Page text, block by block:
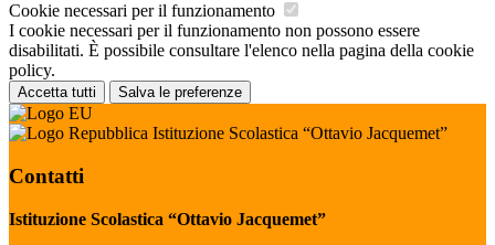
Cookie necessari per il funzionamento
I cookie necessari per il funzionamento non possono essere
disabilitati. È possibile consultare l'elenco nella pagina della cookie
policy.
Accetta tutti Salva le preferenze
Istituzione Scolastica “Ottavio Jacquemet”
Contatti
Istituzione Scolastica “Ottavio Jacquemet”